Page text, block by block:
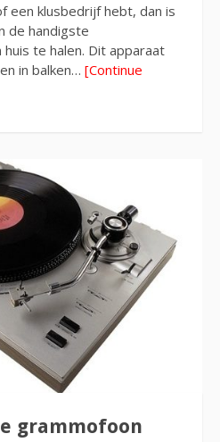
een klusbedrijf hebt, dan is
de handigste
te halen. Dit apparaat
in balken… [Continue
grammofoon